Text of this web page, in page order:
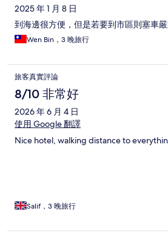
2025 年 1 月 8 日
到海邊很方便，但是若要到市區則塞車嚴
Wen Bin，3 晚旅行
旅客真實評論
8/10 非常好
2026 年 6 月 4 日
使用 Google 翻譯
Nice hotel, walking distance to
Salif，3 晚旅行